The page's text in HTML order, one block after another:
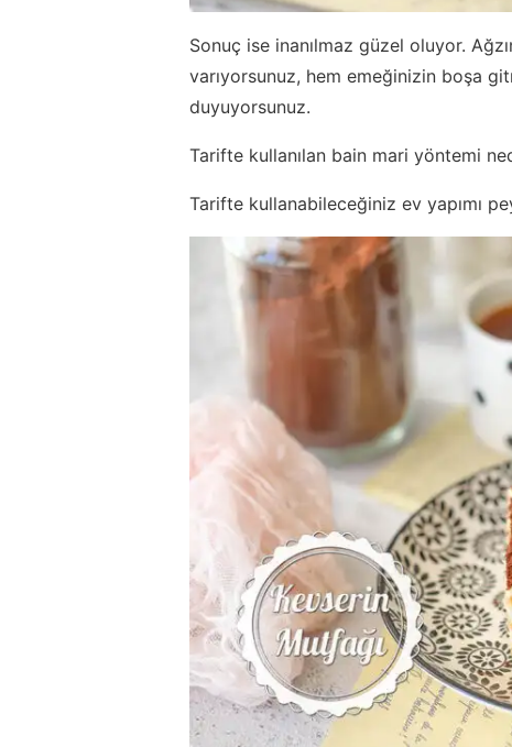
Sonuç ise inanılmaz güzel oluyor.
varıyorsunuz, hem emeğinizin boşa
duyuyorsunuz.
Tarifte kullanılan bain mari yöntemi
Tarifte kullanabileceğiniz ev yapımı